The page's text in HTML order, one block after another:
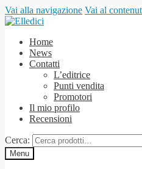
Vai alla navigazione Vai al
Home
News
Contatti
L’editrice
Punti vendita
Promotori
Il mio profilo
Recensioni
Cerca:
Menu